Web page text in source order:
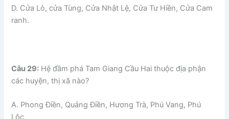
D. Cửa Lò, cửa Tùng, Cửa Nhật Lệ, Cửa Tư Hiền, Cửa Cam
ranh.
Câu 29: Hệ đầm phá Tam Giang Cầu Hai thuộc địa phận
các huyện, thị xã nào?
A. Phong Điền, Quảng Điền, Hương Trà, Phú Vang, Phú
Lộc.